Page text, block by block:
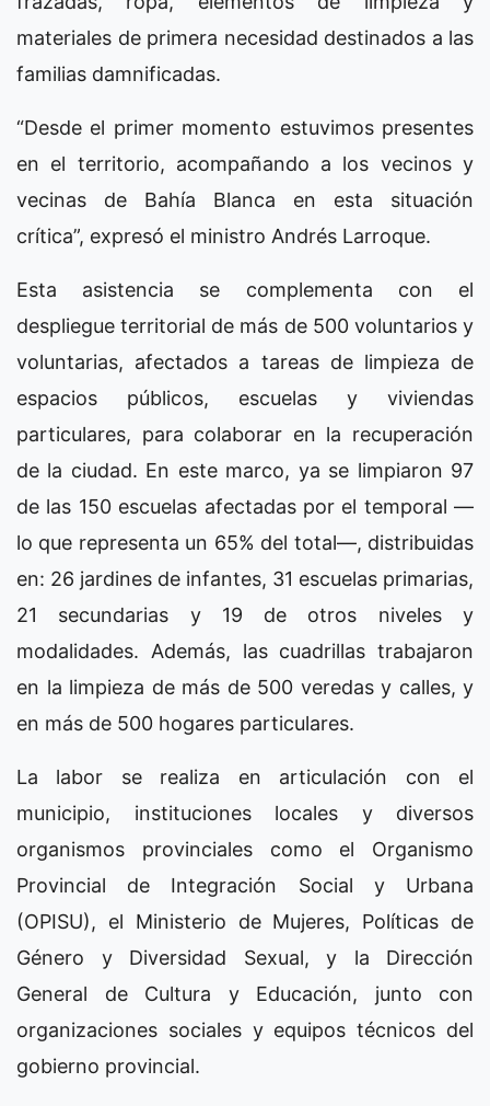
materiales de primera necesidad destinados a las
familias damnificadas.
“Desde el primer momento estuvimos presentes
en el territorio, acompañando a los vecinos y
vecinas de Bahía Blanca en esta situación
crítica”, expresó el ministro Andrés Larroque.
Esta asistencia se complementa con el
despliegue territorial de más de 500 voluntarios y
voluntarias, afectados a tareas de limpieza de
espacios públicos, escuelas y viviendas
particulares, para colaborar en la recuperación
de la ciudad. En este marco, ya se limpiaron 97
de las 150 escuelas afectadas por el temporal —
lo que representa un 65% del total—, distribuidas
en: 26 jardines de infantes, 31 escuelas primarias,
21 secundarias y 19 de otros niveles y
modalidades. Además, las cuadrillas trabajaron
en la limpieza de más de 500 veredas y calles, y
en más de 500 hogares particulares.
La labor se realiza en articulación con el
municipio, instituciones locales y diversos
organismos provinciales como el Organismo
Provincial de Integración Social y Urbana
(OPISU), el Ministerio de Mujeres, Políticas de
Género y Diversidad Sexual, y la Dirección
General de Cultura y Educación, junto con
organizaciones sociales y equipos técnicos del
gobierno provincial.